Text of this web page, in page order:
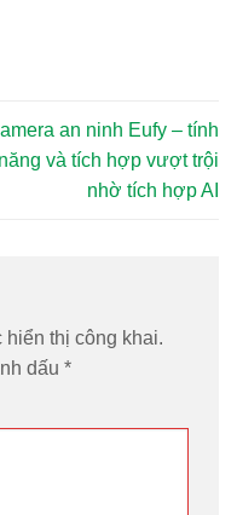
an ninh Eufy – tính
năng và tích hợp vượt trội
nhờ tích hợp AI
thị công khai.
dấu *